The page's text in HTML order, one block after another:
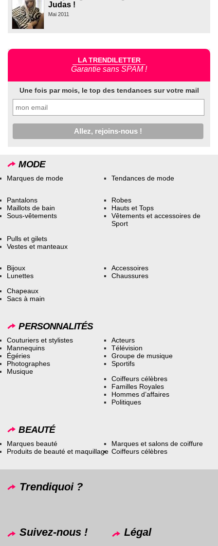
Judas !
Mai 2011
LA TRENDILETTER
Garantie sans SPAM !
Une fois par mois, le top des tendances sur votre mail
MODE
Marques de mode Tendances de mode
Pantalons
Maillots de bain
Sous-vêtements
Robes
Hauts et Tops
Vêtements et accessoires de
Sport
Pulls et gilets
Vestes et manteaux
Bijoux
Lunettes
Accessoires
Chaussures
Chapeaux
Sacs à main
PERSONNALITÉS
Couturiers et stylistes
Mannequins
Égéries
Photographes
Musique
Acteurs
Télévision
Groupe de musique
Sportifs
Coiffeurs célèbres
Familles Royales
Hommes d’affaires
Politiques
BEAUTÉ
Marques beauté
Produits de beauté et maquillage
Marques et salons de coiffure
Coiffeurs célèbres
Trendiquoi ?
Suivez-nous ! Légal